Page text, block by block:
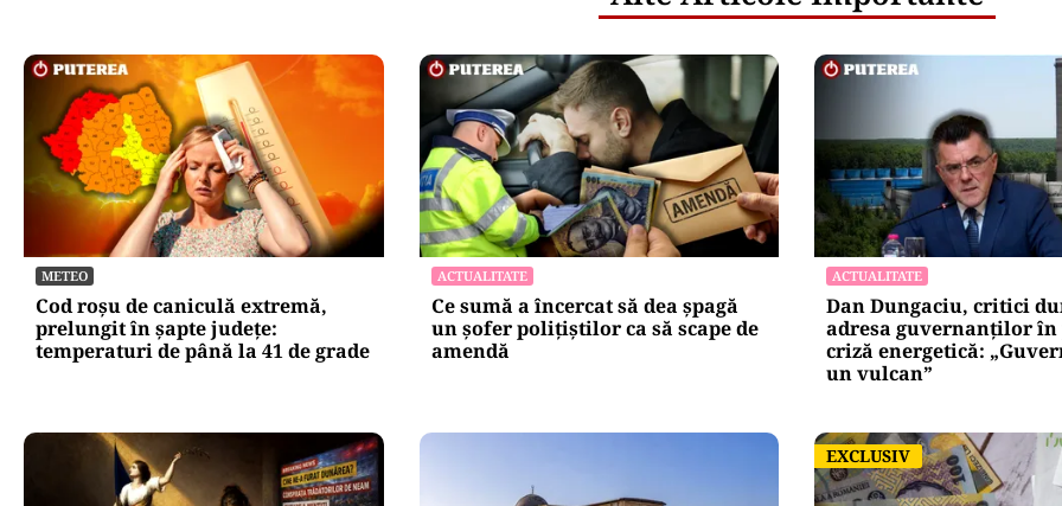
Oficiuldestiri.ro
Atacurile cibernetice
expun vulnerabilitățile
statului român: ANP
repetă scenariul e‑Terra.
Ce ascund comunicările
oficiale și cine răspunde
pentru mentenanța IT a
instituțiilor publice